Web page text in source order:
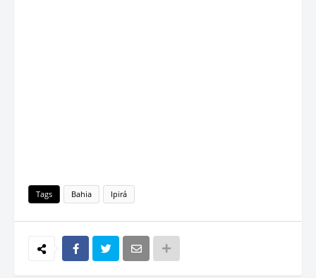
Tags Bahia Ipirá